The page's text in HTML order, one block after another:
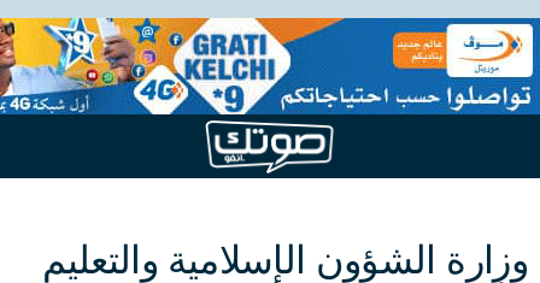
وزارة الشؤون الإسلامية والتعليم